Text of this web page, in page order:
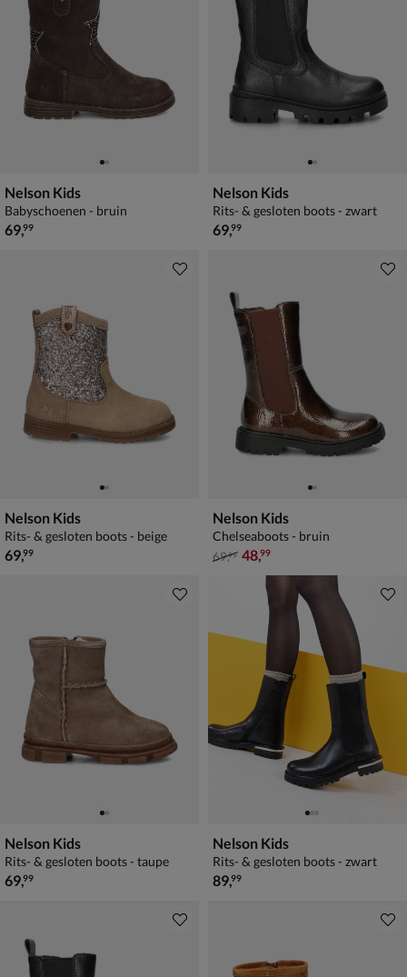
Nelson Kids
Babyschoenen - bruin
€ 69,99
69,99
Nelson Kids
Rits- & gesloten boots - zwart
€ 69,99
69,99
Nelson Kids
Rits- & gesloten boots - beige
€ 69,99
69,99
Nelson Kids
Chelseaboots - bruin
van € 69,99 voor € 48,99
69,99 48,99
Nelson Kids
Rits- & gesloten boots - taupe
€ 69,99
69,99
Nelson Kids
Rits- & gesloten boots - zwart
€ 89,99
89,99